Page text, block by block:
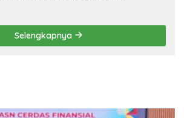
Selengkapnya